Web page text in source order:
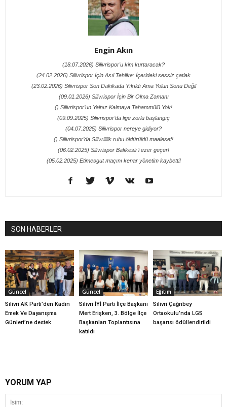
Engin Akın
(18.07.2026) Silivrispor'u kim kurtaracak?
(24.02.2026) Silivrispor İçin Asıl Tehlike: İçerideki sessiz çatlak
(23.02.2026) Silivrispor Son Dakikada Yıkıldı Ama Yolun Sonu Değil
(09.01.2026) Silivrispor İçin Bir Olma Zamanı
() Silivrispor’un Yalnız Kalmaya Tahammülü Yok!
(09.09.2025) Silivrispor’da lige zorlu başlangıç
(04.07.2025) Silivrispor nereye gidiyor?
() Silivrispor’da Silivrililik ruhu öldürüldü maalesef!
(06.02.2025) Silivrispor Balıkesir'i ezer geçer!
(05.02.2025) Etimesgut maçını kenar yönetim kaybetti!
SON HABERLER
Güncel
Silivri AK Parti’den Kadın
Emek Ve Dayanışma
Günleri’ne destek
Güncel
Silivri İYİ Parti İlçe Başkanı
Mert Erişken, 3. Bölge İlçe
Başkanları Toplantısına
katıldı
Eğitim
Silivri Çağrıbey
Ortaokulu’nda LGS
başarısı ödüllendirildi
YORUM YAP